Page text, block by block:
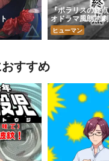
『ポラリスの終
オドラマ風朗読
ヒューマン
すすめ